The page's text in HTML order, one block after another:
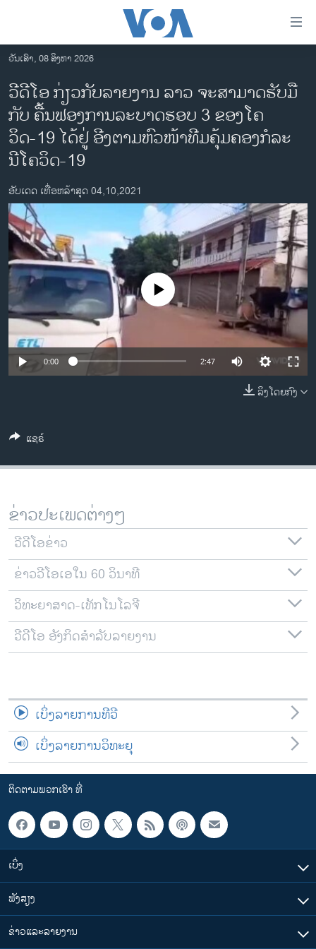
ເຂົ້າ
ຫາ
ຂ້າມ
ຂ້າມ
ຂ້າມ
ໄປ
ຫາ
ຊອກ
ຄົ້ນ
ລາວ
ອາເມຣິກາ
ການເລືອກຕັ້ງ ປະທານາທີບໍດີ ສະຫະລັດ 2024
ໂລກ
ເອເຊຍ
ອິດສະຫຼະພາບດ້ານການຂ່າວ
ຊີວິດຊາວລາວ
ຊຸມຊົນຊາວລາວ
ວິທະຍາສາດ-ເທັກໂນໂລຈີ
ທຸລະກິດ
ພາສາອັງກິດ
ສຽງ
ຕິດຕາມພວກເຮົາ ທີ່
ພາສາຕ່າງໆ
ວັນເສົາ, 08 ສິງຫາ 2026
ວີດີໂອ ກ່ຽວກັບລາຍງານ ລາວ ຈະສາມາດຮັບມື
ກັບ ຄື້ນຟອງການລະບາດຮອບ 3 ຂອງໂຄ
ວິດ-19 ໄດ້ຢູ່ ອີງຕາມຫົວໜ້າທີມຄຸ້ມຄອງກໍລະ
ນີໂຄວິດ-19
ອັບເດດ ເທື່ອຫລ້າສຸດ 04,10,2021
No media source currently available
0:00 2:47
ລິງໂດຍກົງ
ແຊຣ໌
ຂ່າວປະເພດຕ່າງໆ
ວີດີໂອຂ່າວ
ຂ່າວວີໂອເອໃນ 60 ວິນາທີ
ວິທະຍາສາດ-ເທັກໂນໂລຈີ
ວີດີໂອ ອັງກິດສຳລັບລາຍງານ
ເບິ່ງລາຍການທີວີ
ເບິ່ງລາຍການວິທະຍຸ
ຕິດຕາມພວກເຮົາ ທີ່
ເບິ່ງ
ຟັງສຽງ
ຂ່າວແລະລາຍງານ